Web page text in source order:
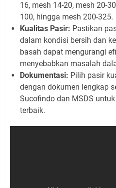
16, mesh 14-20, mesh 20-
100, hingga mesh 200-325.
Kualitas Pasir: Pastikan
dalam kondisi bersih dan
basah dapat mengurangi
menyebabkan masalah
Dokumentasi: Pilih pasir
dengan dokumen lengkap
Sucofindo dan MSDS
terbaik.